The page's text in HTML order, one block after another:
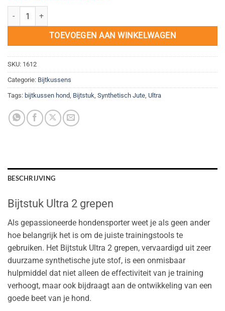
Bijtstuk Ultra 2 grepen aantal
TOEVOEGEN AAN WINKELWAGEN
SKU: 1612
Categorie: Bijtkussens
Tags: bijtkussen hond Bijtstuk Synthetisch Jute Ultra
BESCHRIJVING
Bijtstuk Ultra 2 grepen
Als gepassioneerde hondensporter weet je als geen ander
hoe belangrijk het is om de juiste trainingstools te
gebruiken. Het Bijtstuk Ultra 2 grepen, vervaardigd uit zeer
duurzame synthetische jute stof, is een onmisbaar
hulpmiddel dat niet alleen de effectiviteit van je training
verhoogt, maar ook bijdraagt aan de ontwikkeling van een
goede beet van je hond.